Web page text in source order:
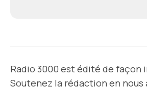
Radio 3000 est édité de façon
Soutenez la rédaction en nous